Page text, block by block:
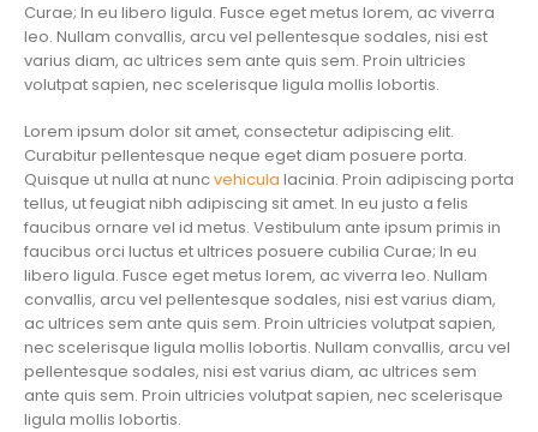
Curae; In eu libero ligula. Fusce eget metus lorem, ac viverra
leo. Nullam convallis, arcu vel pellentesque sodales, nisi est
varius diam, ac ultrices sem ante quis sem. Proin ultricies
volutpat sapien, nec scelerisque ligula mollis lobortis.
Lorem ipsum dolor sit amet, consectetur adipiscing elit.
Curabitur pellentesque neque eget diam posuere porta.
Quisque ut nulla at nuncvehicula lacinia. Proin adipiscing porta
tellus, ut feugiat nibh adipiscing sit amet. In eu justo a felis
faucibus ornare vel id metus. Vestibulum ante ipsum primis in
faucibus orci luctus et ultrices posuere cubilia Curae; In eu
libero ligula. Fusce eget metus lorem, ac viverra leo. Nullam
convallis, arcu vel pellentesque sodales, nisi est varius diam,
ac ultrices sem ante quis sem. Proin ultricies volutpat sapien,
nec scelerisque ligula mollis lobortis. Nullam convallis, arcu vel
pellentesque sodales, nisi est varius diam, ac ultrices sem
ante quis sem. Proin ultricies volutpat sapien, nec scelerisque
ligula mollis lobortis.